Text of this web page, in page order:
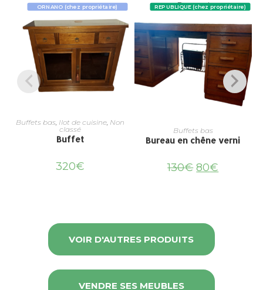
ORNANO (chez propriétaire)
Buffets bas Ilot de cuisine, Non
classé
Buffet
320€
REPUBLIQUE (chez propriétaire)
Promo !
Buffets bas
Bureau en chêne verni
130€ 80€
VOIR D'AUTRES PRODUITS
VENDRE SES MEUBLES